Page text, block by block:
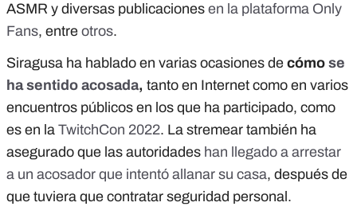
ASMR y diversas publicaciones en la plataforma Only
Fans, entre otros.
Siragusa ha hablado en varias ocasiones de cómo se
ha sentido acosada, tanto en Internet como en varios
encuentros públicos en los que ha participado, como
es en la TwitchCon 2022. La stremear también ha
asegurado que las autoridades han llegado a arrestar
a un acosador que intentó allanar su casa, después de
que tuviera que contratar seguridad personal.